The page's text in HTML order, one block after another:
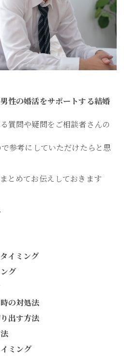
性の婚活をサポートする結婚
質問や疑問をご相談者さんの
で参考にしていただけたらと思
とめてお伝えしておきます
イミング
グ
の対処法
出す方法
ミング